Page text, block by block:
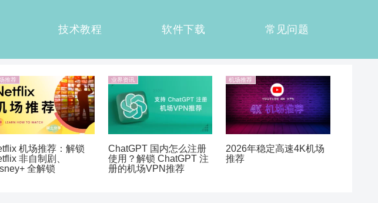
技术教程 软件下载 常见问题
推荐
机场推荐：解锁
非自制剧、
全解锁
业界资讯
ChatGPT 国内怎么注册
使用？解锁 ChatGPT 注
册的机场VPN推荐
机场推荐
2026年稳定高速4K机场
推荐